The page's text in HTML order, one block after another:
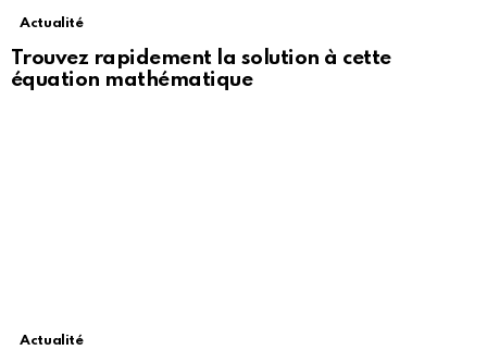
Actualité
Trouvez rapidement la solution à cette
équation mathématique
Actualité